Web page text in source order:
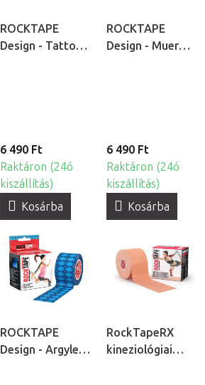
ROCKTAPE
Design - Tattoo
6 490 Ft
Raktáron (24ó
kiszállítás)
Kosárba
ROCKTAPE
Design - Muer
6 490 Ft
Raktáron (24ó
kiszállítás)
Kosárba
ROCKTAPE
Design - Argyle
RockTapeRX
kineziológiai